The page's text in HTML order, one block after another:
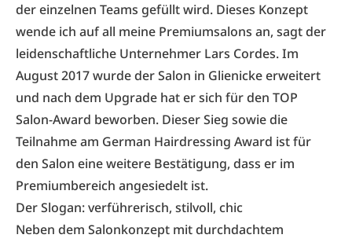
der einzelnen Teams gefüllt wird. Dieses Konzept
wende ich auf all meine Premiumsalons an, sagt der
leidenschaftliche Unternehmer Lars Cordes. Im
August 2017 wurde der Salon in Glienicke erweitert
und nach dem Upgrade hat er sich für den TOP
Salon-Award beworben. Dieser Sieg sowie die
Teilnahme am German Hairdressing Award ist für
den Salon eine weitere Bestätigung, dass er im
Premiumbereich angesiedelt ist.
Der Slogan: verführerisch, stilvoll, chic
Neben dem Salonkonzept mit durchdachtem